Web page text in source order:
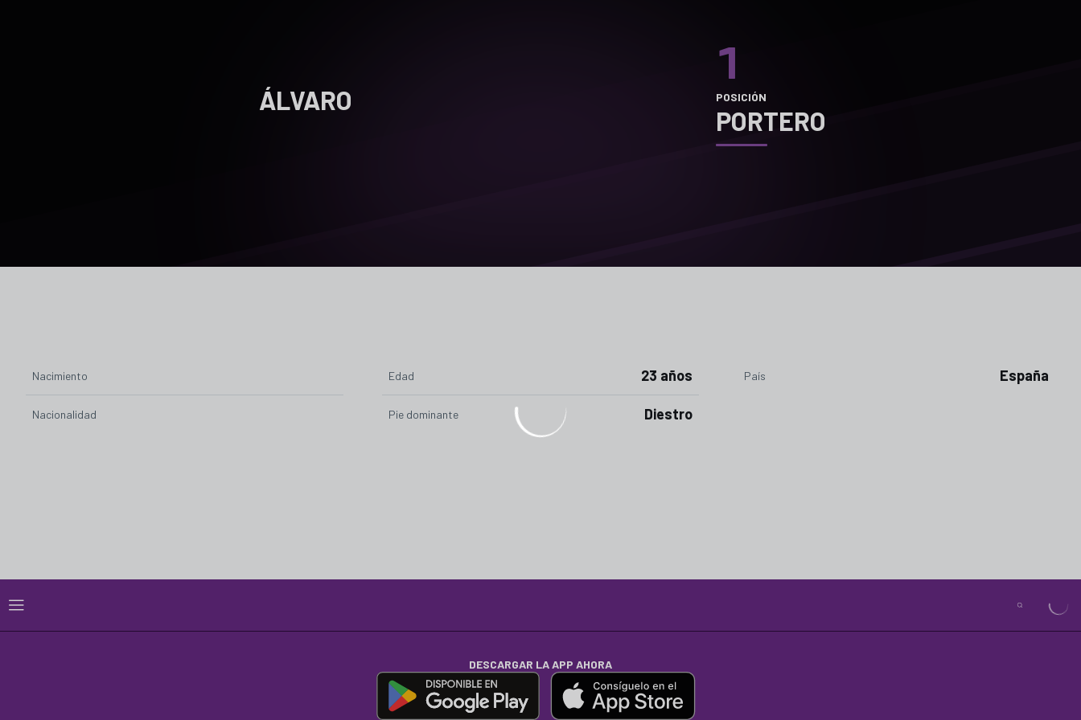
ÁLVARO
1
POSICIÓN
PORTERO
Nacimiento Edad 23 años País España
Nacionalidad Pie dominante Diestro
DESCARGAR LA APP AHORA